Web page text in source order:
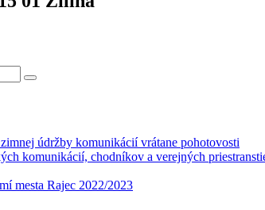
údržby komunikácií vrátane pohotovosti
komunikácií, chodníkov a verejných
mesta Rajec 2022/2023